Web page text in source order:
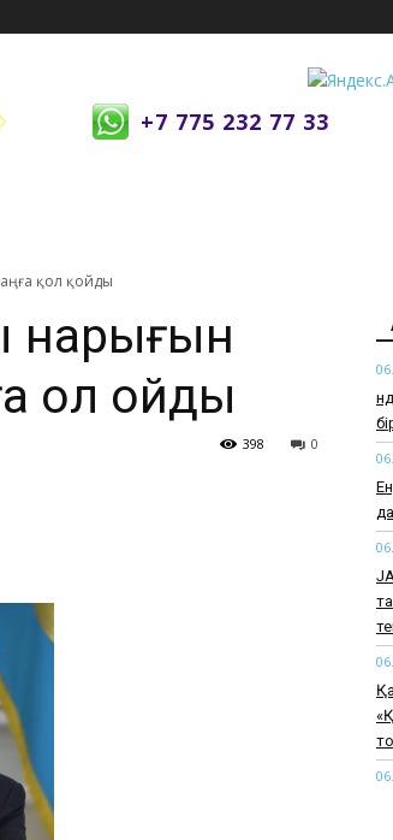
+7 775 232 77 33
қол қойды
нарығын
қол қойды
0
398